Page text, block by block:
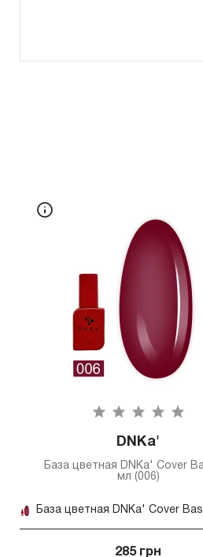
DNKa'
База цветная DNKa' Cover
мл (006)
285 грн